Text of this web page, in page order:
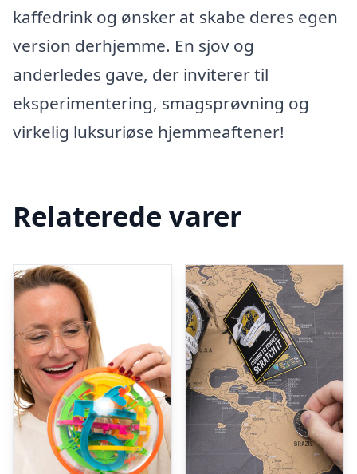
kaffedrink og ønsker at skabe deres egen
version derhjemme. En sjov og
anderledes gave, der inviterer til
eksperimentering, smagsprøvning og
virkelig luksuriøse hjemmeaftener!
Relaterede varer